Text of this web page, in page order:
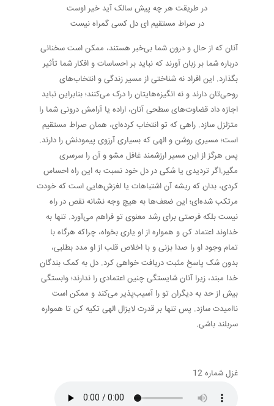
در طریقت هر چه پیش سالک آید خیر اوست
در صراط مستقیم ای دل کسی گمراه نیست
آنان که از حال و درون شما بی‌خبر هستند، ممکن است سخنانی
درباره شما بر زبان آورند که نباید بر احساسات و افکار شما تأثیر
بگذارد. این افراد نه شناختی از مسیر زندگی و انتخاب‌های
روحی‌تان دارند و نه انگیزه‌هایتان را درک می‌کنند؛ بنابراین نباید
اجازه داد قضاوت‌های سطحی آنان، اراده یا آرامش درونی شما را
متزلزل سازد. راهی که تو انتخاب کرده‌ای، همان صراط مستقیم
است؛ مسیری روشن و الهی که بسیاری آرزوی پیمودنش را دارند.
پس هرگز از این مسیر ارزشمند غافل مشو و آن را سرسری
مگیر.اگر تردیدی یا شکی در دل خود نسبت به این راه احساس
کردی، بدان که ریشه آن اشتباهات یا لغزش‌هایی است که خودت
مرتکب شده‌ای؛ این ضعف‌ها به هیچ وجه نشانه نقص در راه
نیست بلکه فرصتی برای رشد معنوی تو فراهم می‌آورد. تنها به
خداوند اعتماد کن و همواره از او یاری بخواه، چراکه هرگاه با
تمام وجود او را صدا بزنی و با اخلاص قلب از او مدد بطلبی،
بدون شک پاسخ مثبت دریافت خواهی کرد. دل به کمک بندگان
خدا مبند، زیرا آنان شایستگی چنین اعتمادی را ندارند؛ وابستگی
بیش از حد به دیگران تو را آسیب‌پذیر می‌کند و ممکن است
ناامیدت سازد. پس تنها بر قدرت لایزال الهی تکیه کن تا همواره
سربلند باشی.
غزل شماره 12